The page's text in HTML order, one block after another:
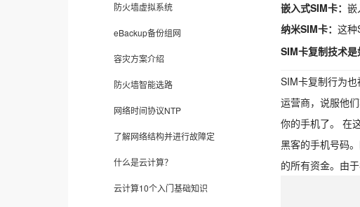
防火墙虚拟系统
eBackup备份组网
容灾方案介绍
防火墙智能选路
网络时间协议NTP
了解网络结构并进行故障定
什么是云计算？
云计算10个入门基础知识
嵌入式SIM卡： 嵌
纳米SIM卡： 这种
SIM卡复制技术是
SIM卡复制行为
运营商，说服他
你的手机了。 在
黑客的手机号码
的所有资金。由